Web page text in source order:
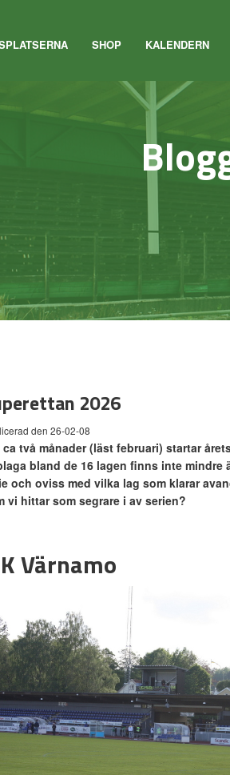
SHOP KALENDERN
2026
den 26-02-08
ca två månader (läst februari) startar
bland de 16 lagen finns inte
och oviss med vilka lag som klarar
vi hittar som segrare i av serien?
Värnamo